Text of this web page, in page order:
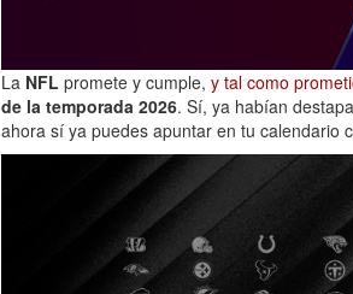
La NFL promete y cumple, y tal como
de la temporada 2026. Sí, ya habían
ahora sí ya puedes apuntar en tu calendario